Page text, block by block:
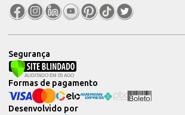
Segurança
Desenvolvido por
Formas de pagamento